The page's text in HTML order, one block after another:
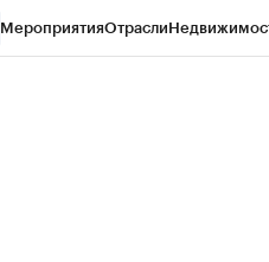
МероприятияОтрасли